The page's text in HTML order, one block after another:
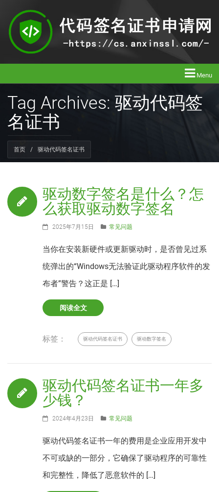
Menu
Tag Archives: 驱动代码签
名证书
首页 / 驱动代码签名证书
驱动数字签名是什么？怎
么获取驱动数字签名
2025年7月15日 常见问题
当你在安装新硬件或更新驱动时，是否曾见过系
统弹出的“Windows无法验证此驱动程序软件的发
布者”警告？这正是 […]
阅读全文
标签： 驱动代码签名证书 驱动数字签名
驱动代码签名证书一年多
少钱？
2024年4月23日 常见问题
驱动代码签名证书一年的费用是企业应用开发中
不可或缺的一部分，它确保了驱动程序的可靠性
和完整性，降低了恶意软件的 […]